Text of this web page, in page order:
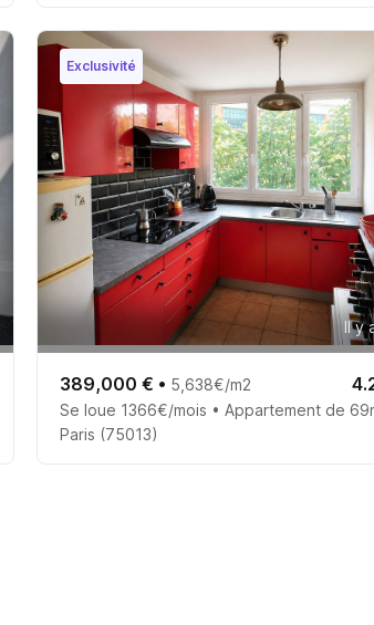
Exclusivité
Il y
389,000 € • 5,638€/m2
Se loue 1366€/mois • Appartement de
Paris (75013)